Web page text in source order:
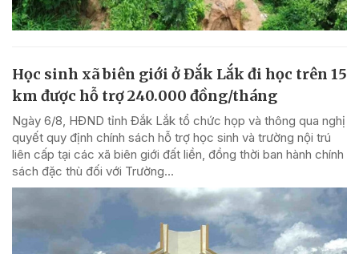
Học sinh xã biên giới ở Đắk Lắk đi học trên 15
km được hỗ trợ 240.000 đồng/tháng
Ngày 6/8, HĐND tỉnh Đắk Lắk tổ chức họp và thông qua nghị
quyết quy định chính sách hỗ trợ học sinh và trường nội trú
liên cấp tại các xã biên giới đất liền, đồng thời ban hành chính
sách đặc thù đối với Trường...